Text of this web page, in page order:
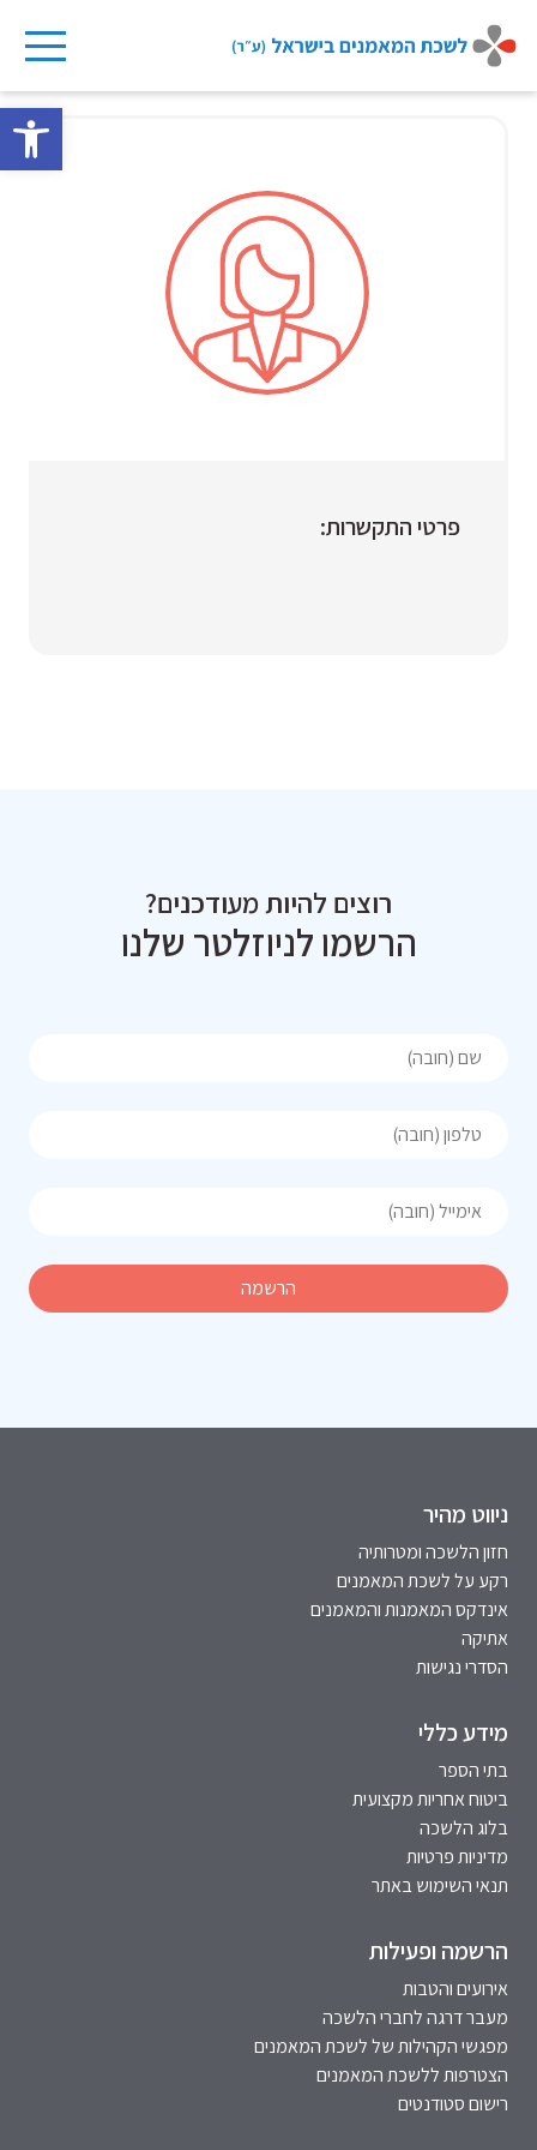
to
פרטי התקשרות:
רוצים להיות מעודכנים?
הרשמו לניוזלטר שלנו
ניווט מהיר
חזון הלשכה ומטרותיה
רקע על לשכת המאמנים
אינדקס המאמנות והמאמנים
אתיקה
הסדרי נגישות
מידע כללי
בתי הספר
ביטוח אחריות מקצועית
בלוג הלשכה
מדיניות פרטיות
תנאי השימוש באתר
הרשמה ופעילות
אירועים והטבות
מעבר דרגה לחברי הלשכה
מפגשי הקהילות של לשכת המאמנים
הצטרפות ללשכת המאמנים
רישום סטודנטים